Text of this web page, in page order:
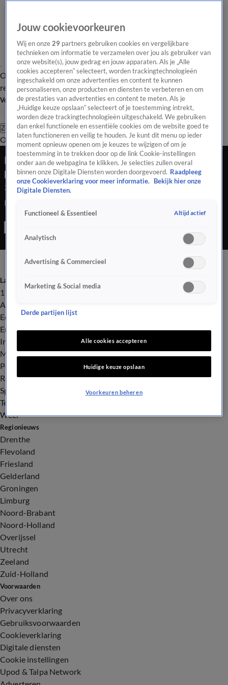
Overzicht Laatste nieuws Regionieuws Het beste van Hart
Tip de
redactie
Volg Hart van Nederland
Zoeken
OverzichtRegioUitzendingenWeerTip de redactiePanelVideo's
Politie bekogeld bij schoonvegen Maastrichts
park
29 mei 2021, 09:47
Politie bekogeld bij schoonvegen Maastrichts park
Laatste nieuws
112
Advies & Tips
Economie
Entertainment
Infrastructuur
Milieu en Gezondheid
Politiek
Royalty
Sport
Tech
Weer
Regionieuws
Drenthe
Flevoland
Friesland
Gelderland
Groningen
Limburg
Noord-Brabant
Noord-Holland
Overijssel
Utrecht
Zeeland
Zuid-Holland
Voorwaarden
Over ons
Privacyverklaring
Gebruiksvoorwaarden
Cookieverklaring
Digitale diensten
Cookie instellingen
Upod & Talpa Network
Jouw cookievoorkeuren
Wij en onze29 partners gebruiken cookies en vergelijkbare
technieken om informatie te verzamelen over jou als gebruiker van
onze website(s), jouw gedrag en jouw apparaten. Als je „Alle
cookies accepteren” selecteert, worden trackingtechnologieën
ingeschakeld om onze advertenties en content te kunnen
personaliseren, onze producten en diensten te verbeteren en om
de prestaties van advertenties en content te meten. Als je
„Huidige keuze opslaan” selecteert of je toestemming intrekt,
worden deze trackingtechnologieën uitgeschakeld. We gebruiken
dan enkel functionele en essentiële cookies om de website goed te
laten functioneren en veilig te houden. Je kunt dit menu op ieder
moment opnieuw openen om je keuzes te wijzigen of om je
toestemming in te trekken door op de link Cookie-instellingen
onder aan de webpagina te klikken. Je selecties zullen overal
binnen onze Digitale Diensten worden doorgevoerd. Raadpleeg
onze Cookieverklaring voor meer informatie.
Bekijk hier onze
Digitale Diensten.
Functioneel & Essentieel Altijd actief
Analytisch
Advertising & Commercieel
Marketing & Social media
Derde partijen lijst
Alle cookies accepteren
Huidige keuze opslaan
Voorkeuren beheren